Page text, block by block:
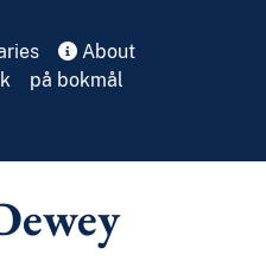
About
på bokmål